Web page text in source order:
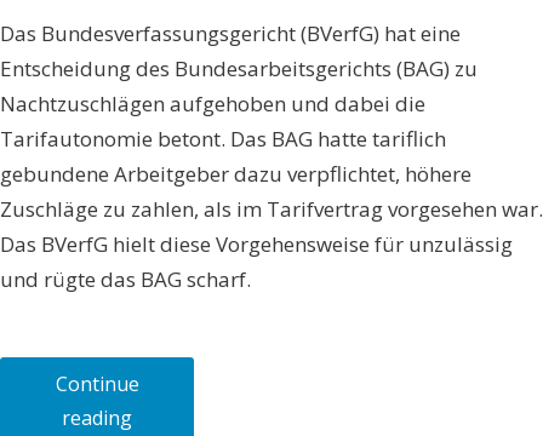
Das Bundesverfassungsgericht (BVerfG) hat eine
Entscheidung des Bundesarbeitsgerichts (BAG) zu
Nachtzuschlägen aufgehoben und dabei die
Tarifautonomie betont. Das BAG hatte tariflich
gebundene Arbeitgeber dazu verpflichtet, höhere
Zuschläge zu zahlen, als im Tarifvertrag vorgesehen war.
Das BVerfG hielt diese Vorgehensweise für unzulässig
und rügte das BAG scharf.
Continue
reading„Bundesverfassungsgericht